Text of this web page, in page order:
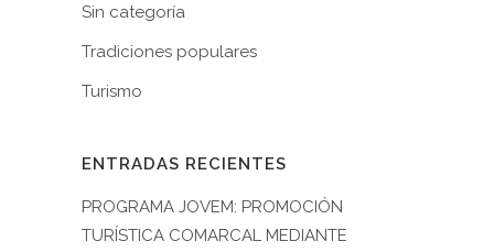
Sin categoría
Tradiciones populares
Turismo
ENTRADAS RECIENTES
PROGRAMA JOVEM: PROMOCIÓN
TURÍSTICA COMARCAL MEDIANTE